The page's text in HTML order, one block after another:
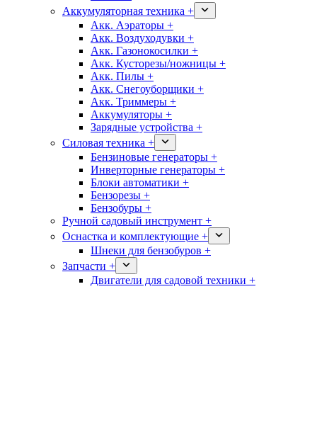
Аккумуляторная техника +
Акк. Аэраторы +
Акк. Воздуходувки +
Акк. Газонокосилки +
Акк. Кусторезы/ножницы +
Акк. Пилы +
Акк. Снегоуборщики +
Акк. Триммеры +
Аккумуляторы +
Зарядные устройства +
Силовая техника +
Бензиновые генераторы +
Инверторные генераторы +
Блоки автоматики +
Бензорезы +
Бензобуры +
Ручной садовый инструмент +
Оснастка и комплектующие +
Шнеки для бензобуров +
Запчасти +
Двигатели для садовой техники +